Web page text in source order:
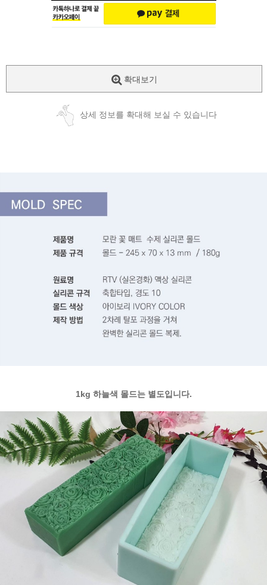
확대보기
상세 정보를 확대해 보실 수 있습니다
1kg 하늘색 몰드는 별도입니다.